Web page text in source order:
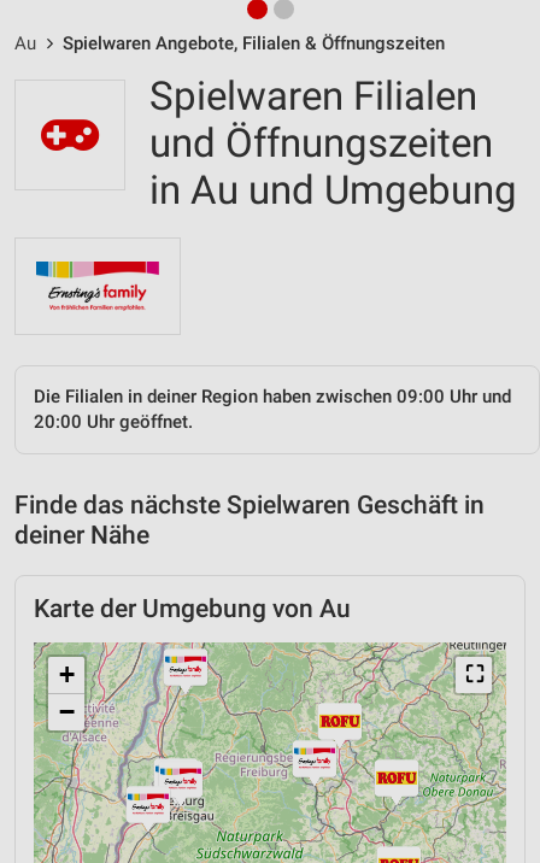
Au Spielwaren Angebote, Filialen & Öffnungszeiten
Spielwaren Filialen
und Öffnungszeiten
in Au und Umgebung
Die Filialen in deiner Region haben zwischen 09:00 Uhr und
20:00 Uhr geöffnet.
Finde das nächste Spielwaren Geschäft in
deiner Nähe
Karte der Umgebung von Au
⛶
+
−